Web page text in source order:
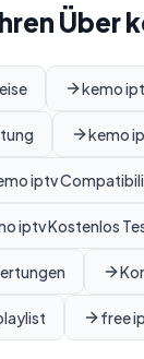
Über
kemo
kemo
iptv
iptv Kostenlos
free